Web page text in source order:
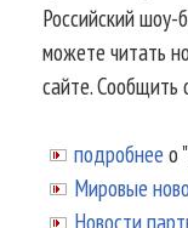
Российский
можете читать
сайте. Сообщить
подробнее о
Мировые
Новости